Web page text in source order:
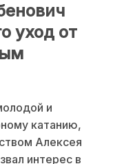
уход от
и
катанию,
Алексея
интерес в